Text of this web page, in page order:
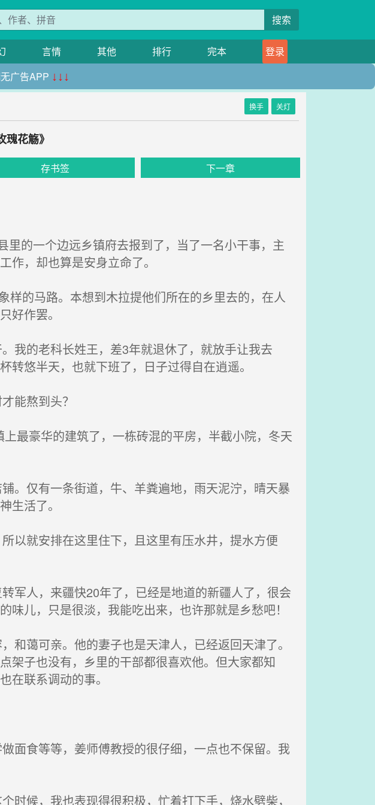
搜索
言情 其他 排行 完本
登录
广告APP ↓↓↓
换手 关灯
花觞》
存书签 下一章
的一个边远乡镇府去报到了，当了一名小干事，主
作，却也算是安身立命了。
的马路。本想到木拉提他们所在的乡里去的，在人
好作罢。
我的老科长姓王，差3年就退休了，就放手让我去
悠半天，也就下班了，日子过得自在逍遥。
能熬到头？
最豪华的建筑了，一栋砖混的平房，半截小院，冬天
。仅有一条街道，牛、羊粪遍地，雨天泥泞，晴天暴
生活了。
以就安排在这里住下，且这里有压水井，提水方便
军人，来疆快20年了，已经是地道的新疆人了，很会
儿，只是很淡，我能吃出来，也许那就是乡愁吧！
蔼可亲。他的妻子也是天津人，已经返回天津了。
架子也没有，乡里的干部都很喜欢他。但大家都知
在联系调动的事。
面食等等，姜师傅教授的很仔细，一点也不保留。我
候，我也表现得很积极，忙着打下手，烧水劈柴，